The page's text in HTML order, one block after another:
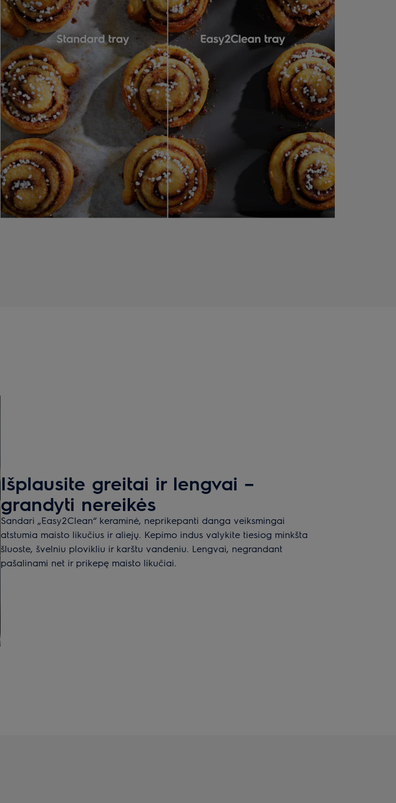
Išplausite greitai ir lengvai –
grandyti nereikės
Sandari „Easy2Clean“ keraminė, neprikepanti danga veiksmingai
atstumia maisto likučius ir aliejų. Kepimo indus valykite tiesiog minkšta
šluoste, švelniu plovikliu ir karštu vandeniu. Lengvai, negrandant
pašalinami net ir prikepę maisto likučiai.